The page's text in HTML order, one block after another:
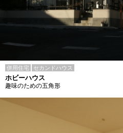
併用住宅 セカンドハウス
ホビーハウス
趣味のための五角形